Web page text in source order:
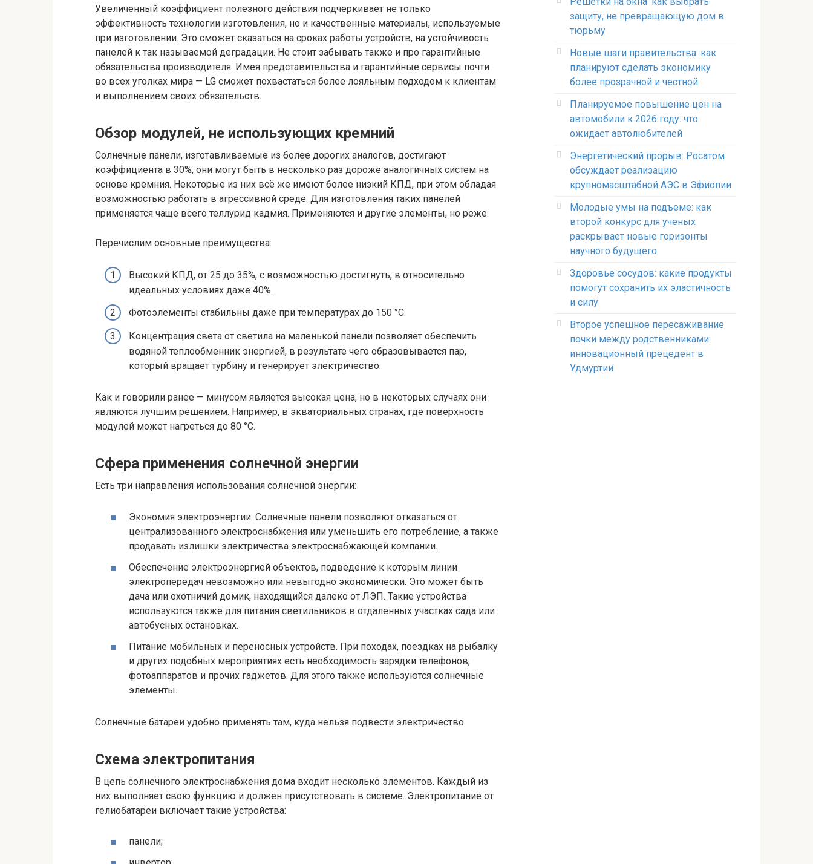
Увеличенный коэффициент полезного действия подчеркивает не только
эффективность технологии изготовления, но и качественные материалы, используемые
при изготовлении. Это сможет сказаться на сроках работы устройств, на устойчивость
панелей к так называемой деградации. Не стоит забывать также и про гарантийные
обязательства производителя. Имея представительства и гарантийные сервисы почти
во всех уголках мира — LG сможет похвастаться более лояльным подходом к клиентам
и выполнением своих обязательств.
Обзор модулей, не использующих кремний
Солнечные панели, изготавливаемые из более дорогих аналогов, достигают
коэффициента в 30%, они могут быть в несколько раз дороже аналогичных систем на
основе кремния. Некоторые из них всё же имеют более низкий КПД, при этом обладая
возможностью работать в агрессивной среде. Для изготовления таких панелей
применяется чаще всего теллурид кадмия. Применяются и другие элементы, но реже.
Перечислим основные преимущества:
Высокий КПД, от 25 до 35%, с возможностью достигнуть, в относительно
идеальных условиях даже 40%.
Фотоэлементы стабильны даже при температурах до 150 °C.
Концентрация света от светила на маленькой панели позволяет обеспечить
водяной теплообменник энергией, в результате чего образовывается пар,
который вращает турбину и генерирует электричество.
Как и говорили ранее — минусом является высокая цена, но в некоторых случаях они
являются лучшим решением. Например, в экваториальных странах, где поверхность
модулей может нагреться до 80 °C.
Сфера применения солнечной энергии
Есть три направления использования солнечной энергии:
Экономия электроэнергии. Солнечные панели позволяют отказаться от
централизованного электроснабжения или уменьшить его потребление, а также
продавать излишки электричества электроснабжающей компании.
Обеспечение электроэнергией объектов, подведение к которым линии
электропередач невозможно или невыгодно экономически. Это может быть
дача или охотничий домик, находящийся далеко от ЛЭП. Такие устройства
используются также для питания светильников в отдаленных участках сада или
автобусных остановках.
Питание мобильных и переносных устройств. При походах, поездках на рыбалку
и других подобных мероприятиях есть необходимость зарядки телефонов,
фотоаппаратов и прочих гаджетов. Для этого также используются солнечные
элементы.
Солнечные батареи удобно применять там, куда нельзя подвести электричество
Схема электропитания
В цепь солнечного электроснабжения дома входит несколько элементов. Каждый из
них выполняет свою функцию и должен присутствовать в системе. Электропитание от
гелиобатареи включает такие устройства:
панели;
защиту, не превращающую дом в
тюрьму
Новые шаги правительства: как
планируют сделать экономику
более прозрачной и честной
Планируемое повышение цен на
автомобили к 2026 году: что
ожидает автолюбителей
Энергетический прорыв: Росатом
обсуждает реализацию
крупномасштабной АЭС в Эфиопии
Молодые умы на подъеме: как
второй конкурс для ученых
раскрывает новые горизонты
научного будущего
Здоровье сосудов: какие продукты
помогут сохранить их эластичность
и силу
Второе успешное пересаживание
почки между родственниками:
инновационный прецедент в
Удмуртии